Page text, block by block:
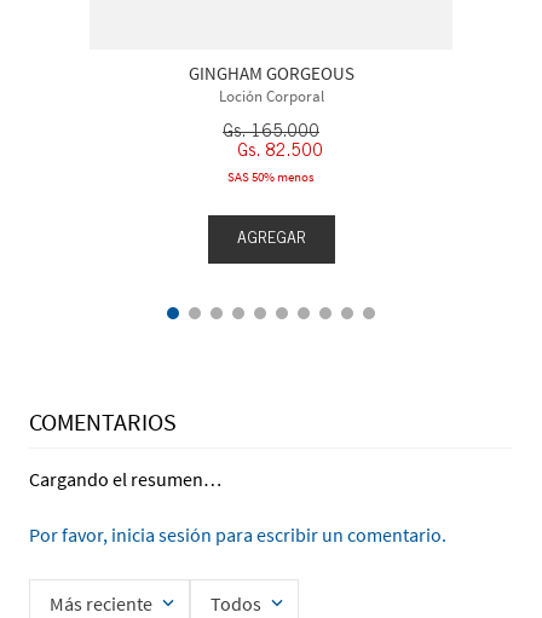
GINGHAM GORGEOUS
Loción Corporal
Gs. 165.000
Gs. 82.500
SAS 50% menos
AGREGAR
COMENTARIOS
Cargando el resumen…
Por favor, inicia sesión para escribir un comentario.
Más reciente Todos